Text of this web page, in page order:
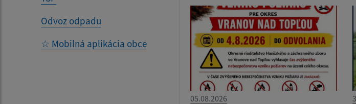
Odvoz odpadu
☆ Mobilná aplikácia obce
05.08.2026